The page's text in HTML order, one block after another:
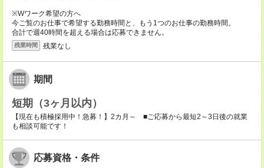
※Wワーク希望の方へ
今ご覧のお仕事で希望する勤務時間と、もう1つのお仕事の勤務時間。
合計で週40時間を超える場合は応募できません。
残業時間 残業なし
期間
短期（3ヶ月以内）
【現在も積極採用中！急募！】2カ月～ ■ご応募から最短2～3日後の就業
も相談可能です！
応募資格・条件